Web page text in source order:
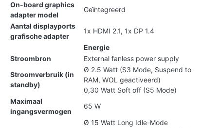
On-board graphics
adapter model
Geïntegreerd
Aantal displayports
grafische adapter
1x HDMI 2.1, 1x DP 1.4
Energie
Stroombron
External fanless power supply
Stroomverbruik (in
standby)
Ø 2.5 Watt (S3 Mode, Suspend to
RAM, WOL geactiveerd)
0,30 Watt Soft off (S5 Mode)
Maximaal
ingangsvermogen
65 W
Ø 15 Watt Long Idle-Mode